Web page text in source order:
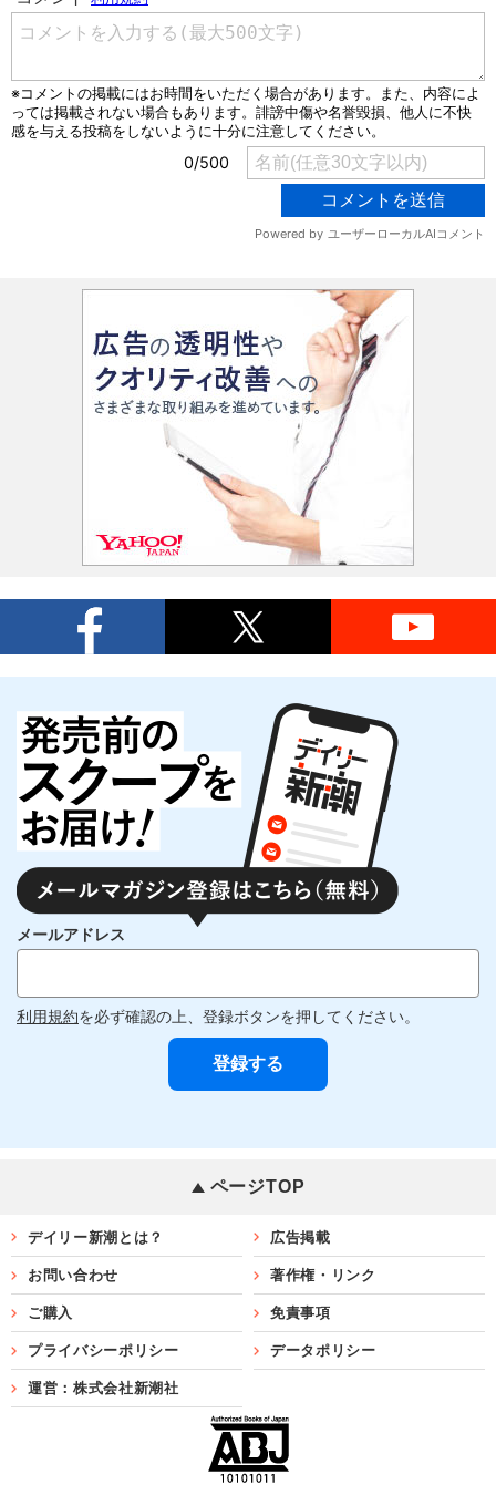
メールアドレス
利用規約を必ず確認の上、登録ボタンを押してください。
ページTOP
デイリー新潮とは？ 広告掲載
お問い合わせ 著作権・リンク
ご購入 免責事項
プライバシーポリシー データポリシー
運営：株式会社新潮社